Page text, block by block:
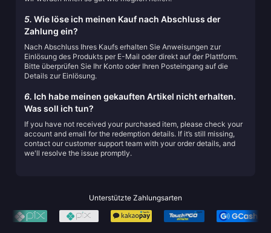
5. Wie löse ich meinen Kauf nach Abschluss der
Zahlung ein?
Nach Abschluss Ihres Kaufs erhalten Sie Anweisungen zur
Einlösung des Produkts per E-Mail oder direkt auf der Plattform.
Bitte überprüfen Sie Ihr Konto oder Ihren Posteingang auf die
Details zur Einlösung.
6. Ich habe meinen gekauften Artikel nicht erhalten.
Was soll ich tun?
If you have not received your purchased item, please check your
account and email for the redemption details. If it’s still missing,
contact our customer support team with your order details, and
we'll resolve the issue promptly.
Unterstützte Zahlungsarten